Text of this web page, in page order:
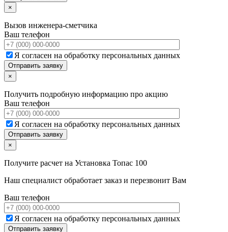
×
Вызов инженера-сметчика
Ваш телефон
Я согласен на обработку персональных данных
×
Получить подробную информацию про акцию
Ваш телефон
Я согласен на обработку персональных данных
×
Получите расчет на Установка Топас 100
Наш специалист обработает заказ и перезвонит Вам
Ваш телефон
Я согласен на обработку персональных данных